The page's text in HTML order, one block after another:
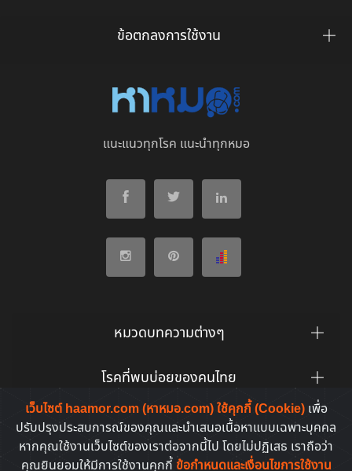
เว็บไซต์ haamor.com (หาหมอ.com) ใช้คุกกี้ (Cookie) เพื่อ
ปรับปรุงประสบการณ์ของคุณและนำเสนอเนื้อหาแบบเฉพาะบุคคล
หากคุณใช้งานเว็บไซต์ของเราต่อจากนี้ไป โดยไม่ปฏิเสธ เราถือว่า
คุณยินยอมให้มีการใช้งานคุกกี้ ข้อกำหนดและเงื่อนไขการใช้งาน
ข้อตกลงการใช้งาน
แนะแนวทุกโรค แนะนำทุกหมอ
หมวดบทความต่างๆ
โรคที่พบบ่อยของคนไทย
ยาที่คนไทยค้นหาบ่อย